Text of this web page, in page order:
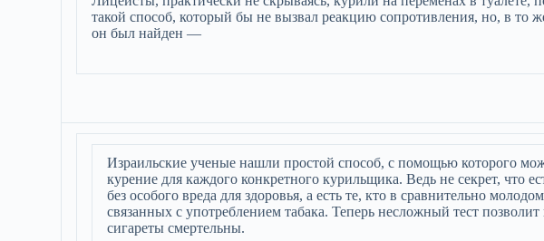
такой способ, который бы не вызвал реакцию сопротивления, но, в то
он был найден —
Израильские ученые нашли простой способ, с помощью которого
курение для каждого конкретного курильщика. Ведь не секрет, что
без особого вреда для здоровья, а есть те, кто в сравнительно
связанных с употреблением табака. Теперь несложный тест
сигареты смертельны.